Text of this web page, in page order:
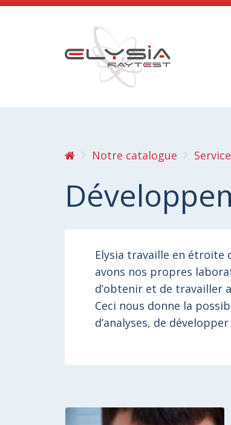
Notre catalogue
Elysia travaille en étroite
avons nos propres
d’obtenir et de travailler
Ceci nous donne la
d’analyses, de